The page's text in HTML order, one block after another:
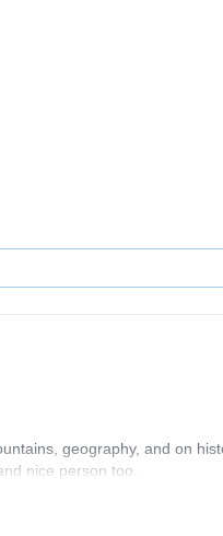
geography, and on
nice person too.